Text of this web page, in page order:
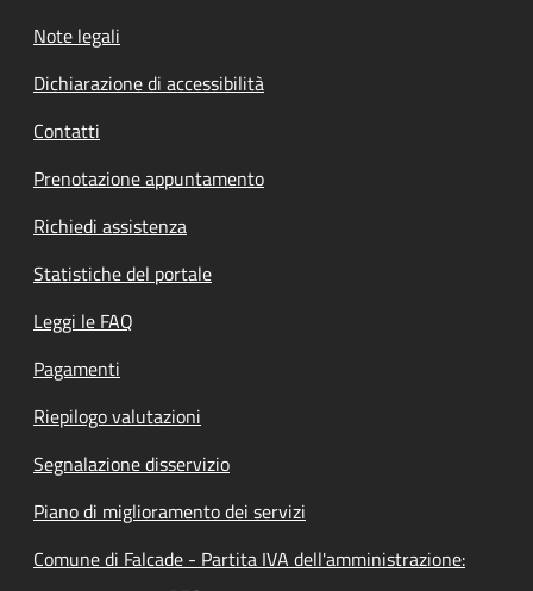
Note legali
Dichiarazione di accessibilità
Contatti
Prenotazione appuntamento
Richiedi assistenza
Statistiche del portale
Leggi le FAQ
Pagamenti
Riepilogo valutazioni
Segnalazione disservizio
Piano di miglioramento dei servizi
Comune di Falcade - Partita IVA dell'amministrazione: